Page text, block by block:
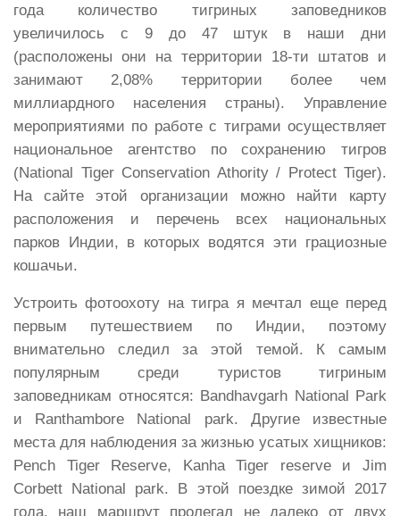
года количество тигриных заповедников
увеличилось с 9 до 47 штук в наши дни
(расположены они на территории 18-ти штатов и
занимают 2,08% территории более чем
миллиардного населения страны). Управление
мероприятиями по работе с тиграми осуществляет
национальное агентство по сохранению тигров
(National Tiger Conservation Athority / Protect Tiger).
На сайте этой организации можно найти карту
расположения и перечень всех национальных
парков Индии, в которых водятся эти грациозные
кошачьи.
Устроить фотоохоту на тигра я мечтал еще перед
первым путешествием по Индии, поэтому
внимательно следил за этой темой. К самым
популярным среди туристов тигриным
заповедникам относятся: Bandhavgarh National Park
и Ranthambore National park. Другие известные
места для наблюдения за жизнью усатых хищников:
Pench Tiger Reserve, Kanha Tiger reserve и Jim
Corbett National park. В этой поездке зимой 2017
года, наш маршрут пролегал не далеко от двух